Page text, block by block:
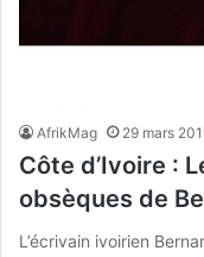
AfrikMag 29 mars
Côte d’Ivoire :
obsèques de
L’écrivain ivoirien